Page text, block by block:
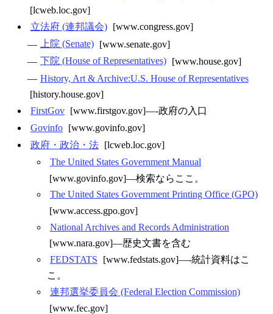
[lcweb.loc.gov]
立法府 (連邦議会) [www.congress.gov]
—
上院 (Senate) [www.senate.gov]
— 下院 (House of Representatives) [www.house.gov]
— History, Art & Archive:U.S. House of Representatives
[history.house.gov]
FirstGov [www.firstgov.gov]—-政府の入口
Govinfo [www.govinfo.gov]
政府・政治・法 [lcweb.loc.gov]
The United States Government Manual
[www.govinfo.gov]—検索ならここ。
The United States Government Printing Office (GPO)
[www.access.gpo.gov]
National Archives and Records Administration
[www.nara.gov]—歴史文書を含む
FEDSTATS
[www.fedstats.gov]—-統計資料はこ
こ。
連邦選挙委員会 (Federal Election Commission)
[www.fec.gov]